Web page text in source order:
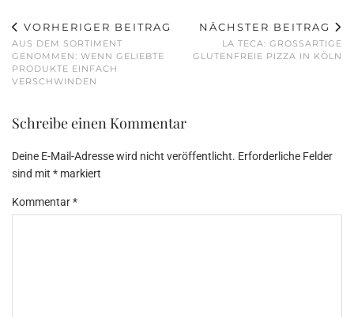
VORHERIGER BEITRAG
AUS DEM SORTIMENT
GENOMMEN: WENN GELIEBTE
PRODUKTE EINFACH
VERSCHWINDEN
NÄCHSTER BEITRAG
LA TECA: GROSSARTIGE G
LUTENFREIE PIZZA IN KÖLN
Schreibe einen Kommentar
Deine E-Mail-Adresse wird nicht veröffentlicht. Erforderliche Felder
sind mit * markiert
Kommentar*